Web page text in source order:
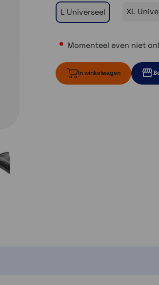
L Universeel
XL
Momenteel even niet
In winkelwagen